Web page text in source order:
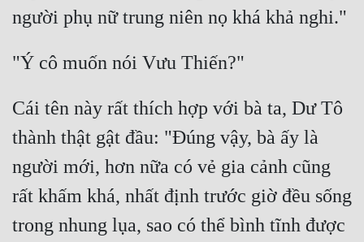
Cái tên này rất thích hợp với bà ta, Dư Tô
thành thật gật đầu: "Đúng vậy, bà ấy là
người mới, hơn nữa có vẻ gia cảnh cũng
rất khấm khá, nhất định trước giờ đều sống
trong nhung lụa, sao có thể bình tĩnh được